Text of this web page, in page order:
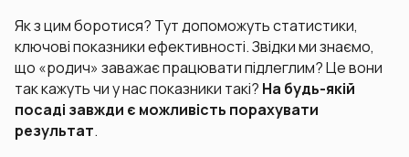
Як з цим боротися? Тут допоможуть статистики,
ключові показники ефективності. Звідки ми знаємо,
що «родич» заважає працювати підлеглим? Це вони
так кажуть чи у нас показники такі? На будь-якій
посаді завжди є можливість порахувати
результат.